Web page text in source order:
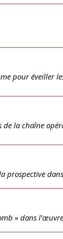
pour éveiller
la chaîne
prospective
» dans